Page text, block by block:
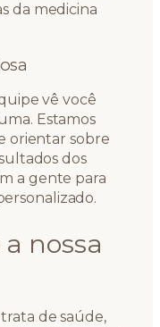
da medicina
vê você
Estamos
orientar sobre
dos
a gente para
nossa
de saúde,